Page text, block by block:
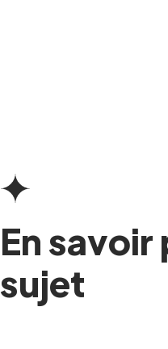
En savoir
sujet